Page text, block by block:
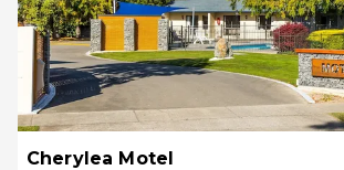
Cherylea Motel